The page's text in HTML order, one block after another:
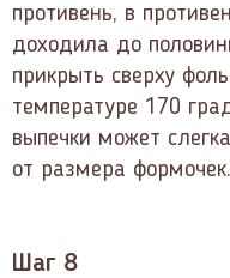
противень, в
доходила до
прикрыть сверху
температуре 170
выпечки может
от размера формочек.
Шаг 8